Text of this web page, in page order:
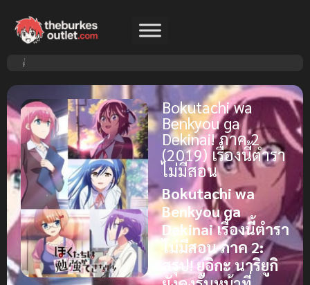
Bokutachi wa
Benkyou ga
Dekinai! ภาค 2
(2019) เรื่องนี้ตำรา
ไม่มีสอน
Bokutachi wa
Benkyou ga
Dekinai เรื่องนี้ตำรา
ไม่มีสอน ภาค 2:
สรุป!ยูอิกะ นาริยูกิ